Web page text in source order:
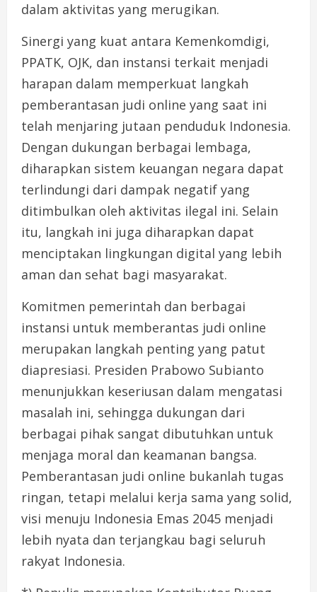
dalam aktivitas yang merugikan.
Sinergi yang kuat antara Kemenkomdigi,
PPATK, OJK, dan instansi terkait menjadi
harapan dalam memperkuat langkah
pemberantasan judi online yang saat ini
telah menjaring jutaan penduduk Indonesia.
Dengan dukungan berbagai lembaga,
diharapkan sistem keuangan negara dapat
terlindungi dari dampak negatif yang
ditimbulkan oleh aktivitas ilegal ini. Selain
itu, langkah ini juga diharapkan dapat
menciptakan lingkungan digital yang lebih
aman dan sehat bagi masyarakat.
Komitmen pemerintah dan berbagai
instansi untuk memberantas judi online
merupakan langkah penting yang patut
diapresiasi. Presiden Prabowo Subianto
menunjukkan keseriusan dalam mengatasi
masalah ini, sehingga dukungan dari
berbagai pihak sangat dibutuhkan untuk
menjaga moral dan keamanan bangsa.
Pemberantasan judi online bukanlah tugas
ringan, tetapi melalui kerja sama yang solid,
visi menuju Indonesia Emas 2045 menjadi
lebih nyata dan terjangkau bagi seluruh
rakyat Indonesia.